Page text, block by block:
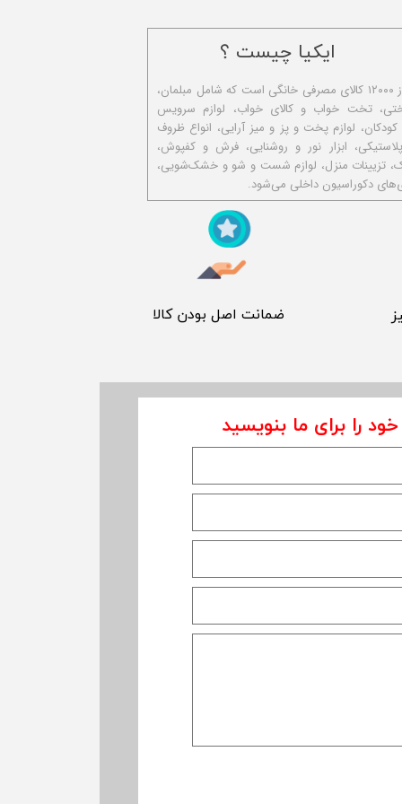
را برای ما بنویسید
ایکیا چیست ؟
ا​یکیا تولیدکننده بیش از ۱۲۰۰۰ کالای مصرفی خانگی است که شامل مبلمان،
تخت خواب و کالای خواب، لوازم سرویس
کودکان، لوازم پخت و پز و میز آرایی، انواع ظروف
ابزار نور و روشنایی، فرش و کفپوش،
تزیینات منزل، لوازم شست و شو و خشک‌شویی،
دکوراسیون داخلی می‌شود.
​ ضمانت اصل بودن کالا